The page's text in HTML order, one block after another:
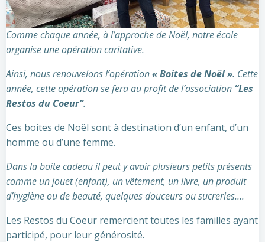
Comme chaque année, à l’approche de Noël, notre école
organise une opération caritative.
Ainsi, nous renouvelons l’opération« Boites de Noël ». Cette
année, cette opération se fera au profit de l’association “Les
Restos du Coeur”.
Ces boites de Noël sont à destination d’un enfant, d’un
homme ou d’une femme.
Dans la boite cadeau il peut y avoir plusieurs petits présents
comme un jouet (enfant), un vêtement, un livre, un produit
d’hygiène ou de beauté, quelques douceurs ou sucreries….
Les Restos du Coeur remercient toutes les familles ayant
participé, pour leur générosité.